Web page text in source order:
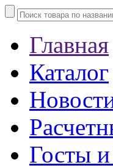
Главная
Каталог
Госты